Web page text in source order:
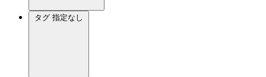
タグ 指定なし